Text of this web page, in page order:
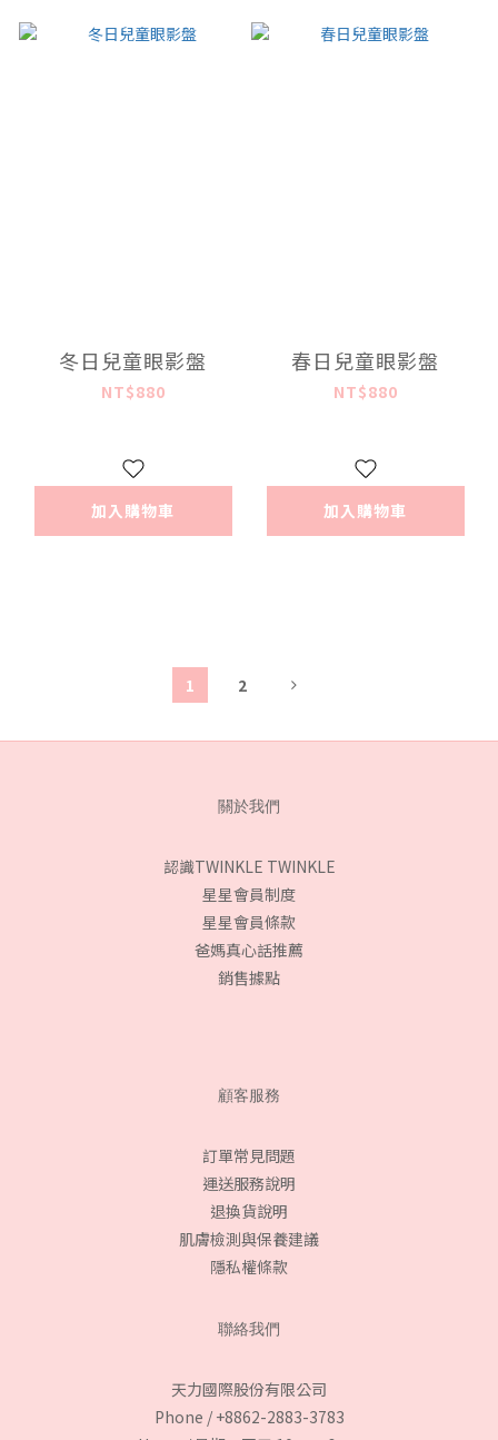
冬日兒童眼影盤
NT$880
加入購物車
春日兒童眼影盤
NT$880
加入購物車
1 2
關於我們
認識TWINKLE TWINKLE
星星會員制度
星星會員條款
爸媽真心話推薦
銷售據點
顧客服務
訂單常見問題
運送服務說明
退換貨說明
肌膚檢測與保養建議
隱私權條款
聯絡我們
天力國際股份有限公司
Phone / +8862-2883-3783